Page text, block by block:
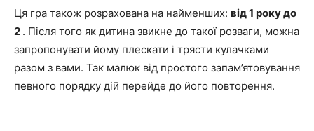
Ця гра також розрахована на найменших: від 1 року до
2 . Після того як дитина звикне до такої розваги, можна
запропонувати йому плескати і трясти кулачками
разом з вами. Так малюк від простого запам’ятовування
певного порядку дій перейде до його повторення.